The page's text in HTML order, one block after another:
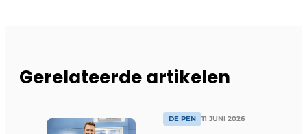
Gerelateerde artikelen
DE PEN 11 JUNI 2026